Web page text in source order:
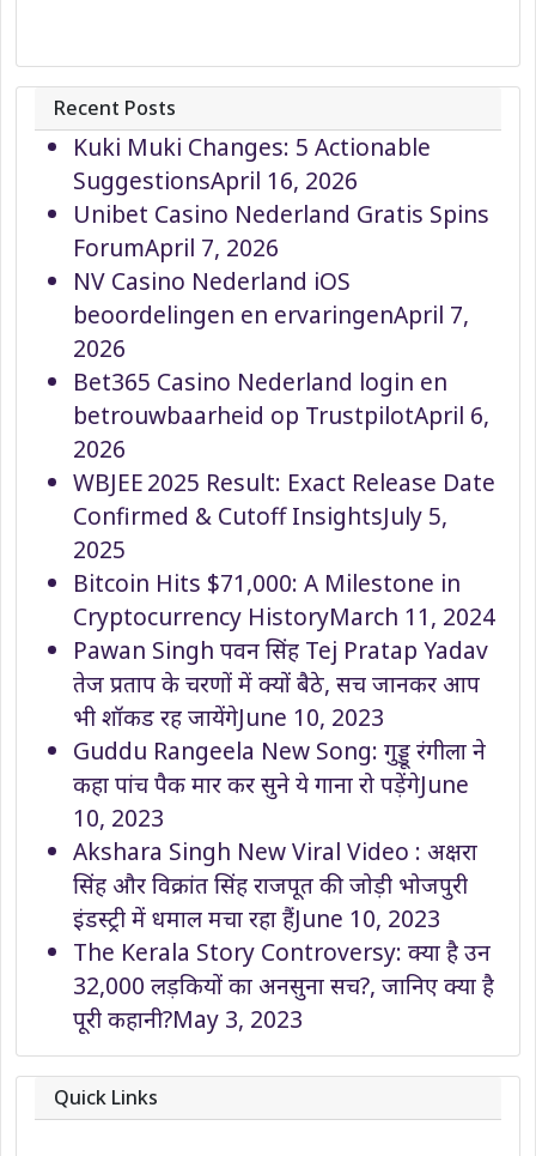
Recent Posts
Kuki Muki Changes: 5 Actionable
SuggestionsApril 16, 2026
Unibet Casino Nederland Gratis Spins
ForumApril 7, 2026
NV Casino Nederland iOS
beoordelingen en ervaringenApril 7,
2026
Bet365 Casino Nederland login en
betrouwbaarheid op TrustpilotApril 6,
2026
WBJEE 2025 Result: Exact Release Date
Confirmed & Cutoff InsightsJuly 5,
2025
Bitcoin Hits $71,000: A Milestone in
Cryptocurrency HistoryMarch 11, 2024
Pawan Singh पवन सिंह Tej Pratap Yadav
तेज प्रताप के चरणों में क्यों बैठे, सच जानकर आप
भी शॉकड रह जायेंगेJune 10, 2023
Guddu Rangeela New Song: गुड्डू रंगीला ने
कहा पांच पैक मार कर सुने ये गाना रो पड़ेंगेJune
10, 2023
Akshara Singh New Viral Video : अक्षरा
सिंह और विक्रांत सिंह राजपूत की जोड़ी भोजपुरी
इंडस्ट्री में धमाल मचा रहा हैंJune 10, 2023
The Kerala Story Controversy: क्या है उन
32,000 लड़कियों का अनसुना सच?, जानिए क्या है
पूरी कहानी?May 3, 2023
Quick Links